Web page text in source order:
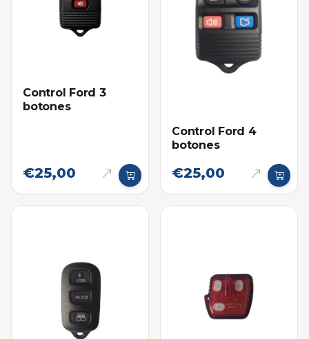
Control Ford 3
botones
€25,00
Control Ford 4
botones
€25,00